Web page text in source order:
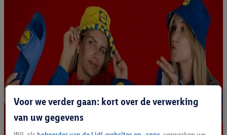
Voor we verder gaan: kort over de verwerking
van uw gegevens